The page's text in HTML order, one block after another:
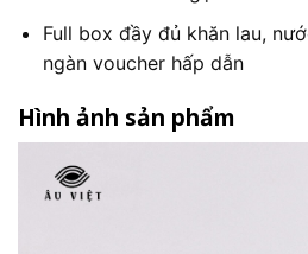
Full box đầy đủ khăn lau,
ngàn voucher hấp dẫn
Hình ảnh sản phẩm